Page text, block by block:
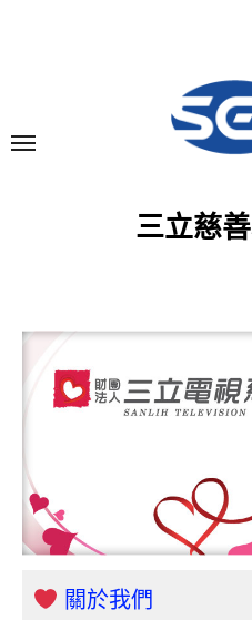
三立慈
關於我們